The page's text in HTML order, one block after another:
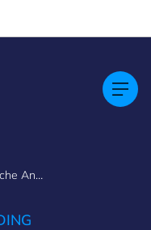
RDI-Gesetz – Einfache Anwendung